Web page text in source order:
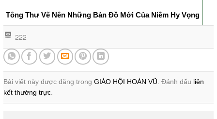
Tông Thư Vẽ Nên Những Bản Đồ Mới Của Niềm Hy Vọng
222
Bài viết này được đăng trong GIÁO HỘI HOÀN VŨ. Đánh dấu liên
kết thường trực.